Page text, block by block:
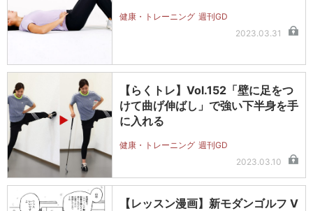
健康・トレーニング 週刊GD
2023.03.31
【らくトレ】Vol.152「壁に足をつ
けて曲げ伸ばし」で強い下半身を手
に入れる
健康・トレーニング 週刊GD
2023.03.10
【レッスン漫画】新モダンゴルフ V